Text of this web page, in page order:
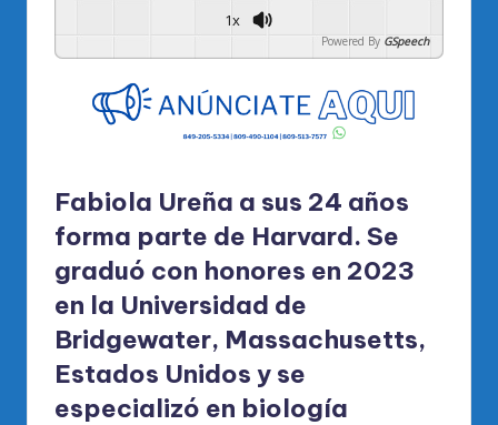
1x
Powered By GSpeech
Fabiola Ureña a sus 24 años
forma parte de Harvard. Se
graduó con honores en 2023
en la Universidad de
Bridgewater, Massachusetts,
Estados Unidos y se
especializó en biología